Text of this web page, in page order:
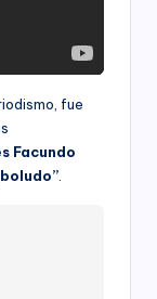
fue
Facundo